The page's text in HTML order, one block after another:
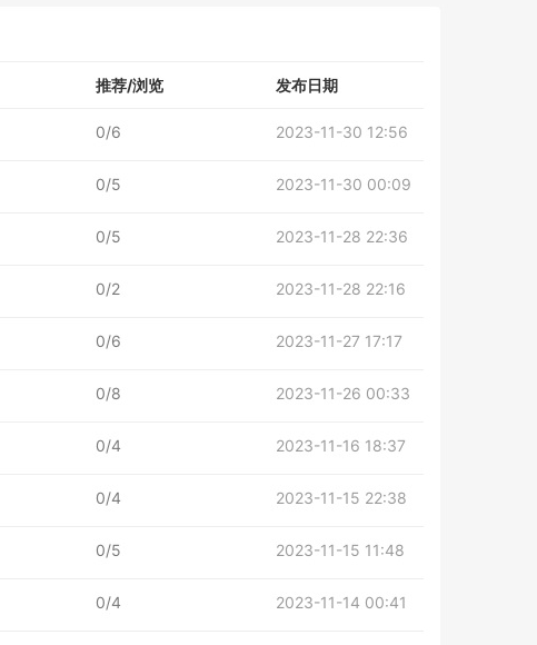
推荐/浏览 发布日期
0/6 2023-11-30 12:56
0/5 2023-11-30 00:09
0/5 2023-11-28 22:36
0/2 2023-11-28 22:16
0/6 2023-11-27 17:17
0/8 2023-11-26 00:33
0/4 2023-11-16 18:37
0/4 2023-11-15 22:38
0/5 2023-11-15 11:48
0/4 2023-11-14 00:41